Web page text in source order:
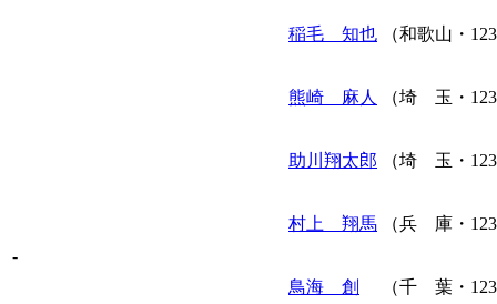
-
稲毛 知也 （和歌山・
熊崎 麻人 （埼 玉・
助川翔太郎 （埼 玉・
村上 翔馬 （兵 庫・
鳥海 創 （千 葉・